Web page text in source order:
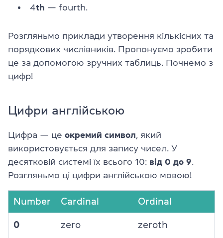
4th — fourth.
Розгляньмо приклади утворення кількісних та
порядкових числівників. Пропонуємо зробити
це за допомогою зручних таблиць. Почнемо з
цифр!
Цифри англійською
Цифра — це окремий символ , який
використовується для запису чисел. У
десятковій системі їх всього 10: від 0 до 9
Розгляньмо ці цифри англійською мовою!
Number Cardinal Ordinal
0 zero zeroth